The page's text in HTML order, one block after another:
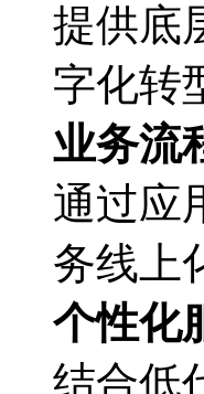
提供底
字化转
业务流程
通过应
务线上
个性化服
结合低